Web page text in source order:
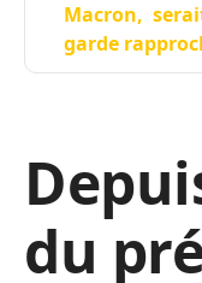
Macron,
garde
du